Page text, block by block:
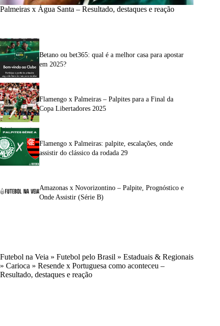
Palmeiras x Água Santa – Resultado, destaques e reação
Betano ou bet365: qual é a melhor casa para apostar
em 2025?
Flamengo x Palmeiras – Palpites para a Final da
Copa Libertadores 2025
Flamengo x Palmeiras: palpite, escalações, onde
assistir do clássico da rodada 29
Amazonas x Novorizontino – Palpite, Prognóstico e
Onde Assistir (Série B)
Futebol na Veia » Futebol pelo Brasil » Estaduais & Regionais
» Carioca » Resende x Portuguesa como aconteceu –
Resultado, destaques e reação